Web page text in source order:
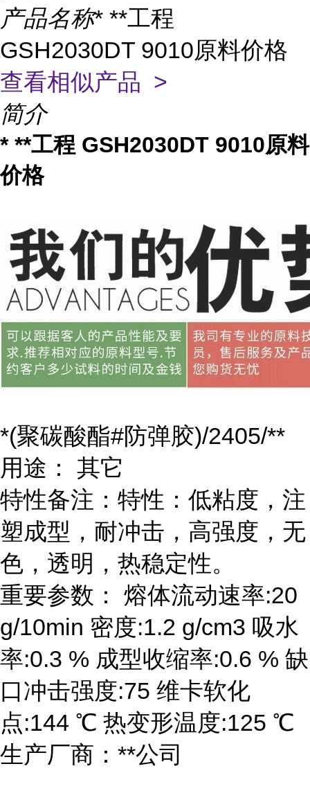
产品名称* **工程
GSH2030DT 9010原料价格
查看相似产品 >
简介
* **工程 GSH2030DT 9010原料
价格
*(聚碳酸酯#防弹胶)/2405/**
用途： 其它
特性备注：特性：低粘度，注
塑成型，耐冲击，高强度，无
色，透明，热稳定性。
重要参数： 熔体流动速率:20
g/10min 密度:1.2 g/cm3 吸水
率:0.3 % 成型收缩率:0.6 % 缺
口冲击强度:75 维卡软化
点:144 ℃ 热变形温度:125 ℃
生产厂商：**公司